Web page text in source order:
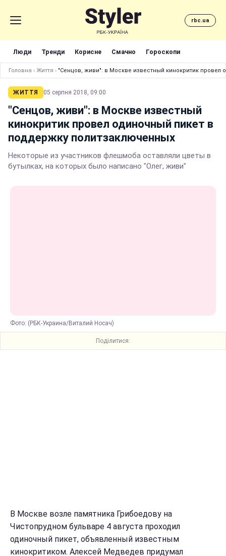
rbc.ua
Люди Тренди Корисне Смачно Гороскопи
Головна › Життя › "Сенцов, живи": в Москве известный кинокритик
ЖИТТЯ 05 серпня 2018, 09:00
"Сенцов, живи": в Москве известный
кинокритик провел одиночный пикет в
поддержку политзаключенных
Некоторые из участников флешмоба оставляли цветы в
бутылках, на которых было написано "Олег, живи"
Фото: (РБК-Украина/Виталий Носач)
Поділитися:
В Москве возле памятника Грибоедову на
Чистопрудном бульваре 4 августа проходил
одиночный пикет, объявленный известным
кинокритиком. Алексей Медведев придумал